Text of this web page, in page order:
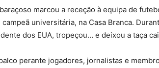
marcou a receção à equipa de
campeã universitária, na Casa Branca.
dos EUA, tropeçou… e deixou a taça
perante jogadores, jornalistas e